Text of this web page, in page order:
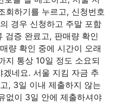
회하기를 누르고, 신청번호
경우 신청하고 주말 포함
검증 완료고, 판매량 확인
량 확인 중에 시간이 오래
지 통상 10일 정도 소요되
네요. 서울 지킴 자금 추
, 3일 이내 제출하지 않는
없이 3일 안에 제출하셔야